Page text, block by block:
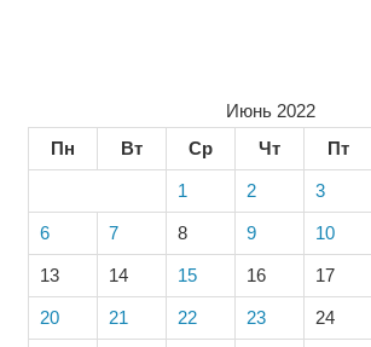
Июнь 2022
Пн
Вт Ср Чт Пт
1 2 3
6 7 8 9 10
13 14 15 16 17
20 21 22 23 24